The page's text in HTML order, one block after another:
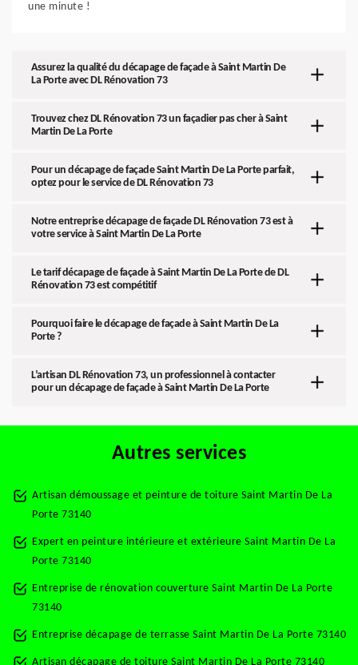
une minute !
Assurez la qualité du décapage de façade à Saint Martin De
La Porte avec DL Rénovation 73
Trouvez chez DL Rénovation 73 un façadier pas cher à Saint
Martin De La Porte
Pour un décapage de façade Saint Martin De La Porte parfait,
optez pour le service de DL Rénovation 73
Notre entreprise décapage de façade DL Rénovation 73 est à
votre service à Saint Martin De La Porte
Le tarif décapage de façade à Saint Martin De La Porte de DL
Rénovation 73 est compétitif
Pourquoi faire le décapage de façade à Saint Martin De La
Porte ?
L’artisan DL Rénovation 73, un professionnel à contacter
pour un décapage de façade à Saint Martin De La Porte
Autres services
Artisan démoussage et peinture de toiture Saint Martin De La
Porte 73140
Expert en peinture intérieure et extérieure Saint Martin De La
Porte 73140
Entreprise de rénovation couverture Saint Martin De La Porte
73140
Entreprise décapage de terrasse Saint Martin De La Porte 73140
Artisan décapage de toiture Saint Martin De La Porte 73140